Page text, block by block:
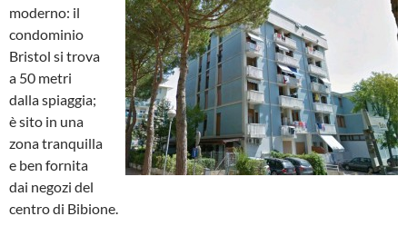
moderno: il
condominio
Bristol si trova
a 50 metri
dalla spiaggia;
è sito in una
zona tranquilla
e ben fornita
dai negozi del
centro di Bibione.